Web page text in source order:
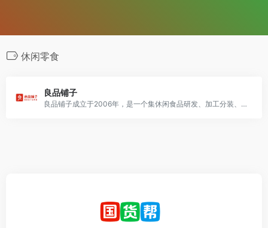
休闲零食
良品铺子
良品铺子成立于2006年，是一个集休闲食品研发、加工分装、零售服务的专业品牌